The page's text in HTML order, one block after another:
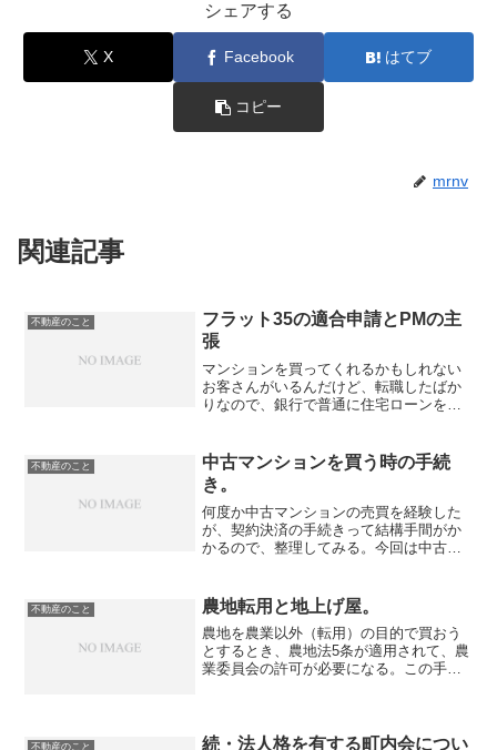
シェアする
X Facebook はてブ
コピー
mrnv
関連記事
不動産のこと
フラット35の適合申請とPMの主
張
マンションを買ってくれるかもしれない
お客さんがいるんだけど、転職したばか
りなので、銀行で普通に住宅ローンを組
収票を求められる）。じゃあ転職したて
の人は住宅ローンを組め...
不動産のこと
中古マンションを買う時の手続
き。
何度か中古マンションの売買を経験した
が、契約決済の手続きって結構手間がか
かるので、整理してみる。今回は中古マ
り重要事項説明、売買契約書、管理会社
の報告書、修繕履歴、長期...
不動産のこと 農地転用と地上げ屋。
農地を農業以外（転用）の目的で買おう
とするとき、農地法5条が適用されて、農
業委員会の許可が必要になる。この手続
根底にあるため、転用...
不動産のこと
続・法人格を有する町内会につい